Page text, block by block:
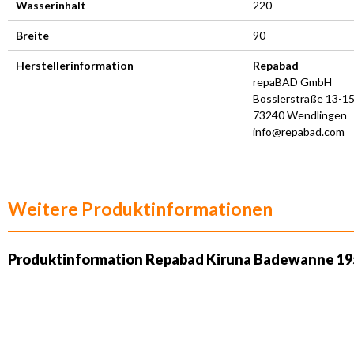
Wasserinhalt 220
Breite 90
Herstellerinformation
Repabad
repaBAD GmbH
Bosslerstraße 13-15
73240 Wendlingen
info@repabad.com
Weitere Produktinformationen
Produktinformation Repabad Kiruna Badewanne